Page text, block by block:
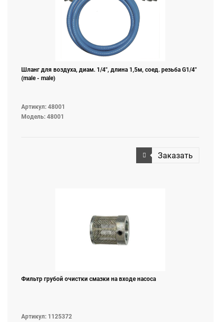
Шланг для воздуха, диам. 1/4", длина 1,5м, соед. резьба G1/4"
(male - male)
Артикул: 48001
Модель: 48001
Заказать
Фильтр грубой очистки смазки на входе насоса
Артикул: 1125372